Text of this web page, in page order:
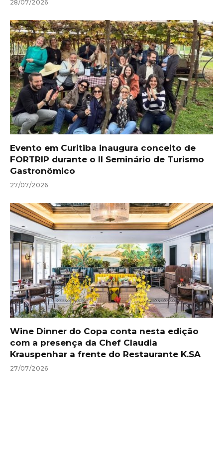
28/07/2026
Evento em Curitiba inaugura conceito de
FORTRIP durante o II Seminário de Turismo
Gastronômico
27/07/2026
Wine Dinner do Copa conta nesta edição
com a presença da Chef Claudia
Krauspenhar a frente do Restaurante K.SA
27/07/2026